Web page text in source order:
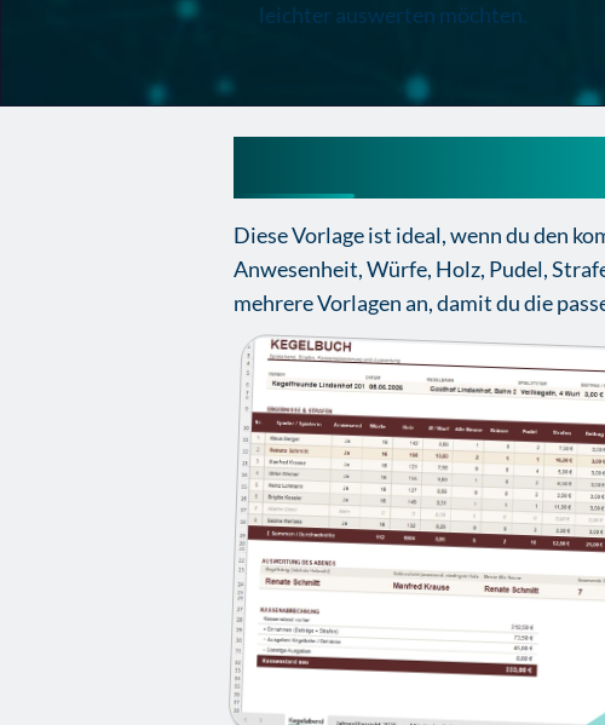
leichter auswerten möchten.
Diese Vorlage ist ideal, wenn du den
Anwesenheit, Würfe, Holz, Pudel,
mehrere Vorlagen an, damit du die